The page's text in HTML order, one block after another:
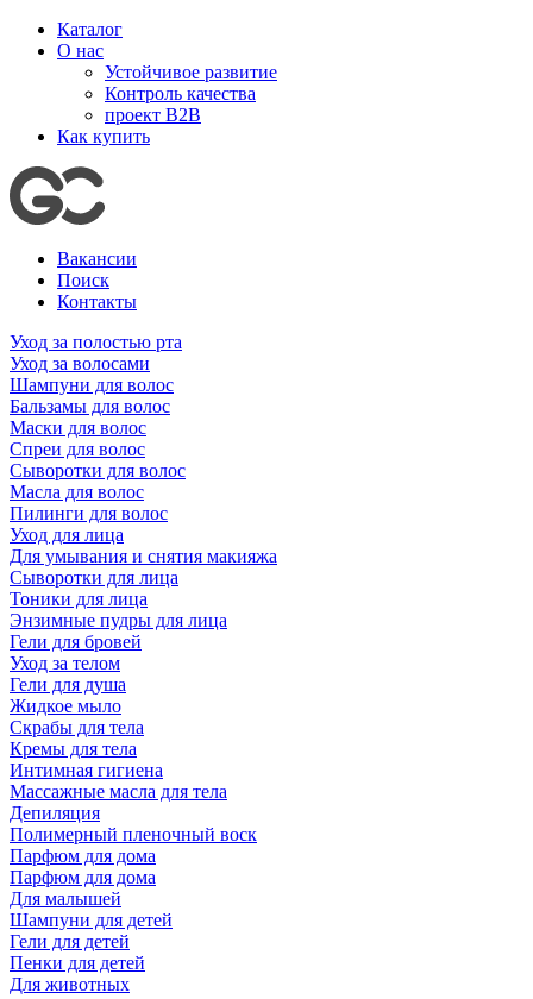
Каталог
О нас
Устойчивое развитие
Контроль качества
проект B2B
Как купить
Вакансии
Поиск
Контакты
Уход за полостью рта
Уход за волосами
Шампуни для волос
Бальзамы для волос
Маски для волос
Спреи для волос
Сыворотки для волос
Масла для волос
Пилинги для волос
Уход для лица
Для умывания и снятия макияжа
Сыворотки для лица
Тоники для лица
Энзимные пудры для лица
Гели для бровей
Уход за телом
Гели для душа
Жидкое мыло
Скрабы для тела
Кремы для тела
Интимная гигиена
Массажные масла для тела
Депиляция
Полимерный пленочный воск
Парфюм для дома
Парфюм для дома
Для малышей
Шампуни для детей
Гели для детей
Пенки для детей
Для животных